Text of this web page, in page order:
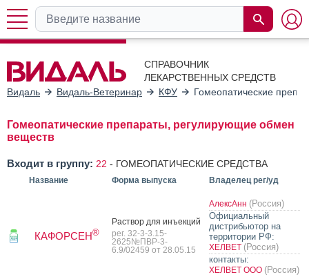
СПРАВОЧНИК
ЛЕКАРСТВЕННЫХ СРЕДСТВ
Видаль
Видаль-Ветеринар КФУ Гомеопатические
Гомеопатические препараты, регулирующие обмен
веществ
Входит в группу: 22 - ГОМЕОПАТИЧЕСКИЕ СРЕДСТВА
Название Форма выпуска Владелец рег/уд
КАФОРСЕН®
Рас­твор для инъ­ек­ций
рег. 32-3-3.15-
2625№ПВР-3-
6.9/02459 от 28.05.15
АлексАнн (Россия)
Официальный
дистрибьютор на
территории РФ:
ХЕЛВЕТ (Россия)
контакты:
ХЕЛВЕТ ООО (Россия)